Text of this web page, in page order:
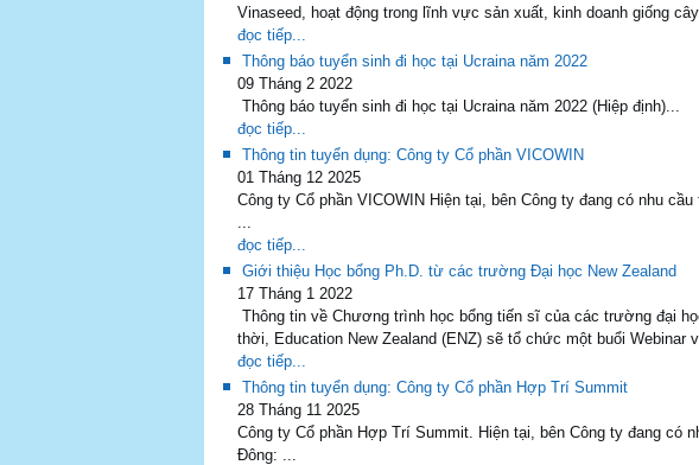
Vinaseed, hoạt động trong lĩnh vực sản xuất, kinh doanh giống
đọc tiếp...
Thông báo tuyển sinh đi học tại Ucraina năm 2022
09 Tháng 2 2022
Thông báo tuyển sinh đi học tại Ucraina năm 2022 (Hiệp định)...
đọc tiếp...
Thông tin tuyển dụng: Công ty Cổ phần VICOWIN
01 Tháng 12 2025
Công ty Cổ phần VICOWIN Hiện tại, bên Công ty đang có nhu
...
đọc tiếp...
Giới thiệu Học bổng Ph.D. từ các trường Đại học New Zealand
17 Tháng 1 2022
Thông tin về Chương trình học bổng tiến sĩ của các trường đại
thời, Education New Zealand (ENZ) sẽ tổ chức một buổi Webinar
đọc tiếp...
Thông tin tuyển dụng: Công ty Cổ phần Hợp Trí Summit
28 Tháng 11 2025
Công ty Cổ phần Hợp Trí Summit. Hiện tại, bên Công ty đang có
Đông: ...